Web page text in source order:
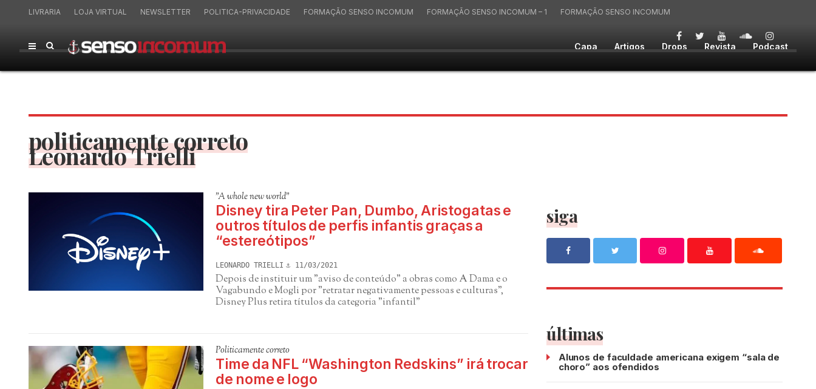
Capa Artigos Drops Revista Podcast
LIVRARIA LOJA VIRTUAL NEWSLETTER POLITICA-PRIVACIDADE FORMAÇÃO SENSO INCOMUM FORMAÇÃO SENSO INCOMUM – 1 FORMAÇÃO SENSO INCOMUM
politicamente correto
Leonardo Trielli
"A whole new world"
Disney tira Peter Pan, Dumbo, Aristogatas e
outros títulos de perfis infantis graças a
“estereótipos”
LEONARDO TRIELLI 11/03/2021
Depois de instituir um "aviso de conteúdo" a obras como A Dama e o
Vagabundo e Mogli por "retratar negativamente pessoas e culturas",
Disney Plus retira títulos da categoria "infantil"
Politicamente correto
Time da NFL “Washington Redskins” irá trocar
de nome e logo
siga
últimas
Alunos de faculdade americana exigem “sala de
choro” aos ofendidos